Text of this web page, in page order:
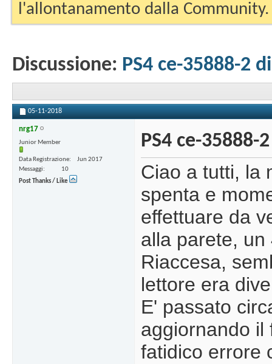
l'allontanamento dalla Community.
Discussione: PS4 ce-35888-2
05-11-2018
nrg17
Junior Member
Data Registrazione
Jun 2017
Messaggi
10
Post Thanks / Like
PS4 ce-
Ciao a tutti, la
spenta e
effettuare da
alla parete,
Riaccesa,
lettore era
E' passato
aggiornando il
fatidico errore